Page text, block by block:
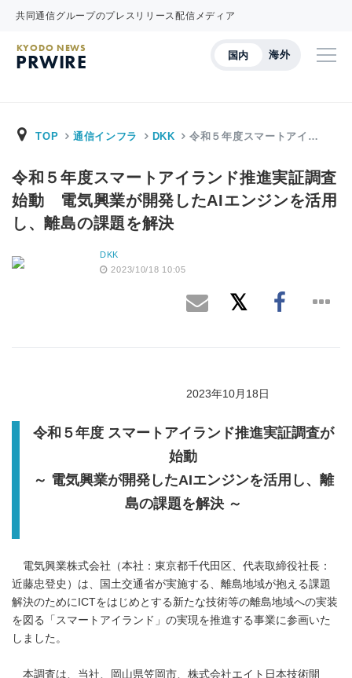
共同通信グループのプレスリリース配信メディア
国内 海外
KYODO NEWS
PRWIRE
TOP 通信インフラ DKK 令和５年度スマートアイ…
令和５年度スマートアイランド推進実証調査
始動 電気興業が開発したAIエンジンを活用
し、離島の課題を解決
DKK
2023/10/18 10:05
2023年10月18日
令和５年度 スマートアイランド推進実証調査が
始動
～ 電気興業が開発したAIエンジンを活用し、離
島の課題を解決 ～
電気興業株式会社（本社：東京都千代田区、代表取締役社長：
近藤忠登史）は、国土交通省が実施する、離島地域が抱える課題
解決のためにICTをはじめとする新たな技術等の離島地域への実装
を図る「スマートアイランド」の実現を推進する事業に参画いた
しました。
本調査は、当社、岡山県笠岡市、株式会社エイト日本技術開